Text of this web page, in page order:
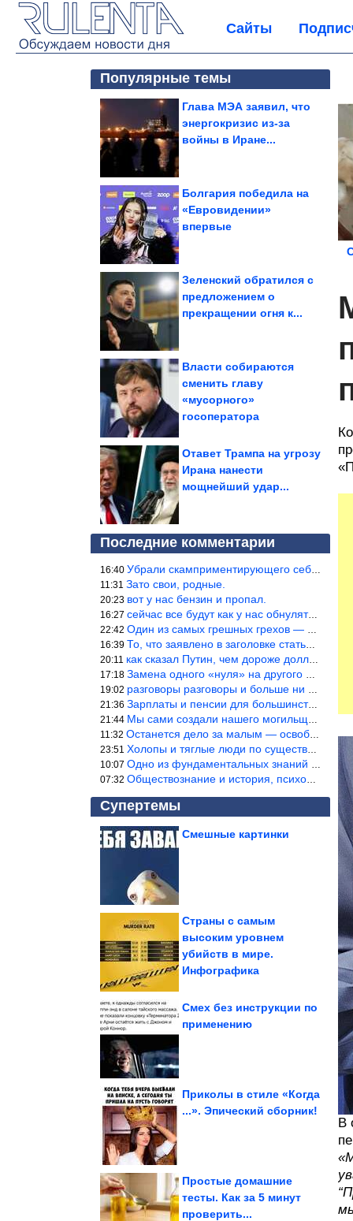
Сайты
Популярные темы
Глава МЭА заявил, что
энергокризис из-за
войны в Иране...
Болгария победила на
«Евровидении»
впервые
Зеленский обратился с
предложением о
прекращении огня к...
Власти собираются
cменить главу
«мусорного»
госоператора
Отавет Трампа на угрозу
Ирана нанести
мощнейший удар...
Последние комментарии
16:40 Убрали скамприментирующего себя марианетку, кто будет следующим…
11:31 Зато свои, родные.
20:23 вот у нас бензин и пропал.
16:27 сейчас все будут как у нас обнуляться.
22:42 Один из самых грешных грехов — считать себя непогрешимым.
16:39 То, что заявлено в заголовке статьи противоречит утверждению &qu
20:11 как сказал Путин, чем дороже доллар тем дороже нефть продадим.
17:18 Замена одного «нуля» на другого «нуля» в рамках одной и той же с
19:02 разговоры разговоры и больше ни чего 9я часть балабола.
21:36 Зарплаты и пенсии для большинства населения в регионах нищенские
21:44 Мы сами создали нашего могильщика, это ИИ. Он нас и похоронит. М
11:32 Останется дело за малым — освободить планету Земля от глупого ви
23:51 Холопы и тяглые люди по существу одно и тоже. Буржуи и холопы сн
10:07 Одно из фундаментальных знаний правды — знание оптимума производ
07:32 Обществознание и история, психология, этика и т.д. относятся к н
Супертемы
Смешные картинки
Страны с самым
высоким уровнем
убийств в мире.
Инфографика
Смех без инструкции по
применению
Приколы в стиле «Когда
...». Эпический сборник!
знаки зодиака
Простые домашние
тесты. Как за 5 минут
проверить...
В